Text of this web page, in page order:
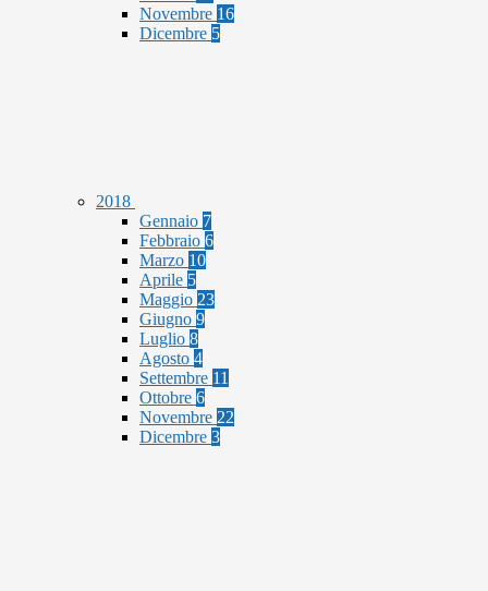
Novembre 16
Dicembre 5
2018
Gennaio 7
Febbraio 6
Marzo 10
Aprile 5
Maggio 23
Giugno 9
Luglio 8
Agosto 4
Settembre 11
Ottobre 6
Novembre 22
Dicembre 3